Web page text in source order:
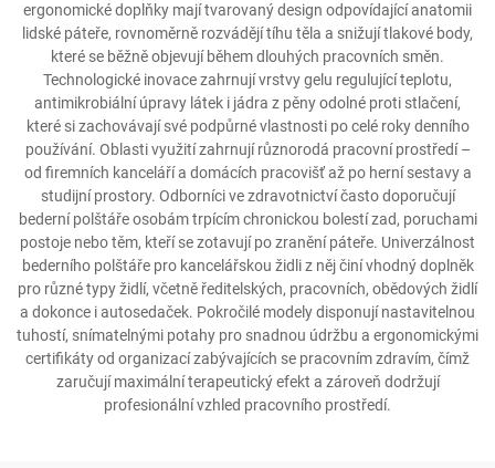
ergonomické doplňky mají tvarovaný design odpovídající anatomii
lidské páteře, rovnoměrně rozvádějí tíhu těla a snižují tlakové body,
které se běžně objevují během dlouhých pracovních směn.
Technologické inovace zahrnují vrstvy gelu regulující teplotu,
antimikrobiální úpravy látek i jádra z pěny odolné proti stlačení,
které si zachovávají své podpůrné vlastnosti po celé roky denního
používání. Oblasti využití zahrnují různorodá pracovní prostředí –
od firemních kanceláří a domácích pracovišť až po herní sestavy a
studijní prostory. Odborníci ve zdravotnictví často doporučují
bederní polštáře osobám trpícím chronickou bolestí zad, poruchami
postoje nebo těm, kteří se zotavují po zranění páteře. Univerzálnost
bederního polštáře pro kancelářskou židli z něj činí vhodný doplněk
pro různé typy židlí, včetně ředitelských, pracovních, obědových židlí
a dokonce i autosedaček. Pokročilé modely disponují nastavitelnou
tuhostí, snímatelnými potahy pro snadnou údržbu a ergonomickými
certifikáty od organizací zabývajících se pracovním zdravím, čímž
zaručují maximální terapeutický efekt a zároveň dodržují
profesionální vzhled pracovního prostředí.